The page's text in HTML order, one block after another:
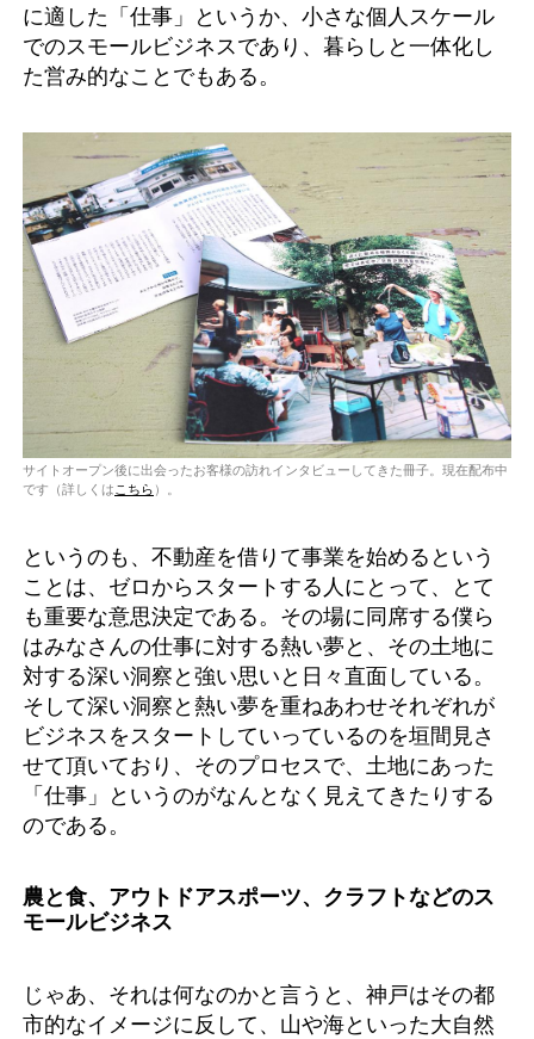
に適した「仕事」というか、小さな個人スケール
でのスモールビジネスであり、暮らしと一体化し
た営み的なことでもある。
サイトオープン後に出会ったお客様の訪れインタビューしてきた冊子。現在配布中
です（詳しくは こちら ）。
というのも、不動産を借りて事業を始めるという
ことは、ゼロからスタートする人にとって、とて
も重要な意思決定である。その場に同席する僕ら
はみなさんの仕事に対する熱い夢と、その土地に
対する深い洞察と強い思いと日々直面している。
そして深い洞察と熱い夢を重ねあわせそれぞれが
ビジネスをスタートしていっているのを垣間見さ
せて頂いており、そのプロセスで、土地にあった
「仕事」というのがなんとなく見えてきたりする
のである。
農と食、アウトドアスポーツ、クラフトなどのス
モールビジネス
じゃあ、それは何なのかと言うと、神戸はその都
市的なイメージに反して、山や海といった大自然